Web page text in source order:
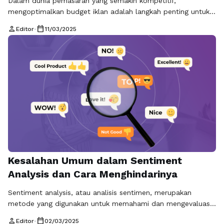
mengoptimalkan budget iklan adalah langkah penting untuk
melakukannya adalah dengan memanfaatkan teknik **social
listening**. Social listening adalah proses memantau
percakapan di media sosial dan platform online lainnya
untuk mendapatkan wawasan tentang opini dan perilaku
konsumen. Dengan memanfaatkan data yang diperoleh …
Baca Selengkapnya
person Editor• calendar_today11/03/2025
Kesalahan Umum dalam Sentiment
Analysis dan Cara Menghindarinya
Sentiment analysis, atau analisis sentimen, merupakan
metode yang digunakan untuk memahami dan mengevaluasi
person Editor• calendar_today02/03/2025